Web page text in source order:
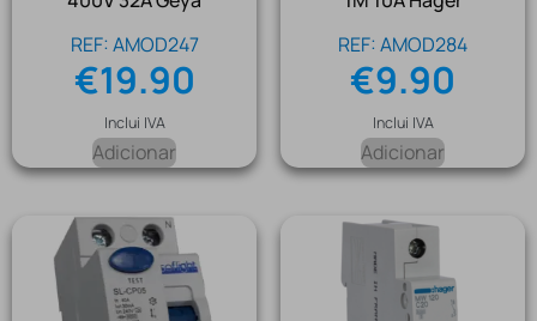
REF: AMOD247
€19.90
Inclui IVA
Adicionar
REF: AMOD284
€9.90
Inclui IVA
Adicionar